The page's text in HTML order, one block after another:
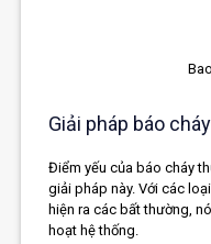
Giải pháp báo
Điểm yếu của báo cháy
giải pháp này. Với các
hiện ra các bất thường,
hoạt hệ thống.